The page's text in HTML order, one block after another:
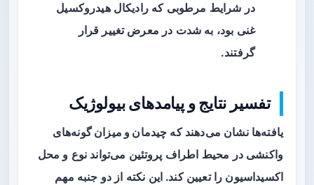
در شرایط مرطوبی که رادیکال هیدروکسیل
غنی بود، به شدت در معرض تغییر قرار
گرفتند.
تفسیر نتایج و پیامدهای بیولوژیک
یافته‌ها نشان می‌دهند که چیدمان و میزان گونه‌های
واکنشی در محیط اطراف پروتئین می‌تواند نوع و محل
اکسیداسیون را تعیین کند. این نکته از دو جنبه مهم